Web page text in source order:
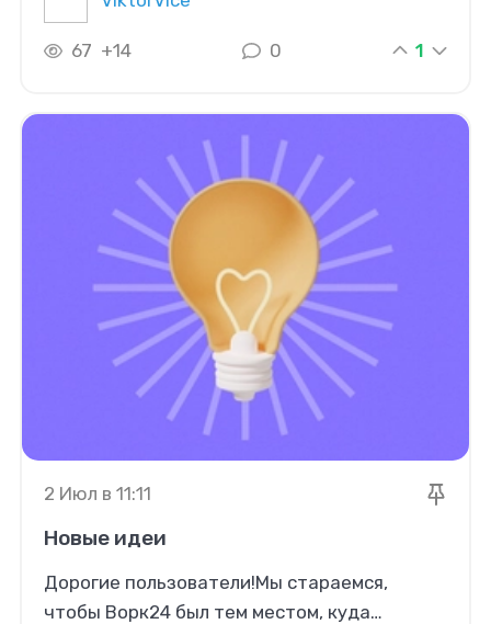
защитить свои деньги.
67 +14 0 1
2 Июл в 11:11
Новые идеи
Дорогие пользователи!Мы стараемся,
чтобы Ворк24 был тем местом, куда